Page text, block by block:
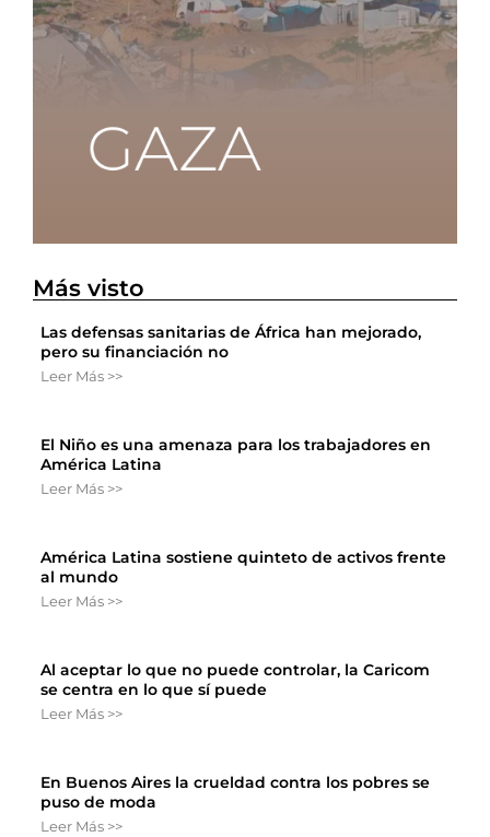
Más visto
Las defensas sanitarias de África han mejorado,
pero su financiación no
Leer Más >>
El Niño es una amenaza para los trabajadores en
América Latina
Leer Más >>
América Latina sostiene quinteto de activos frente
al mundo
Leer Más >>
Al aceptar lo que no puede controlar, la Caricom
se centra en lo que sí puede
Leer Más >>
En Buenos Aires la crueldad contra los pobres se
puso de moda
Leer Más >>